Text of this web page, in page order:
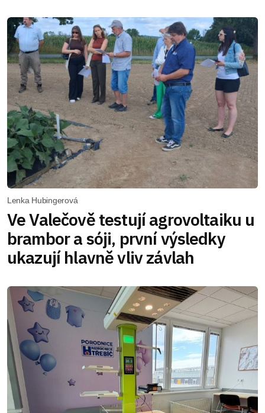
Lenka Hubingerová
Ve Valečově testují agrovoltaiku u
brambor a sóji, první výsledky
ukazují hlavně vliv závlah